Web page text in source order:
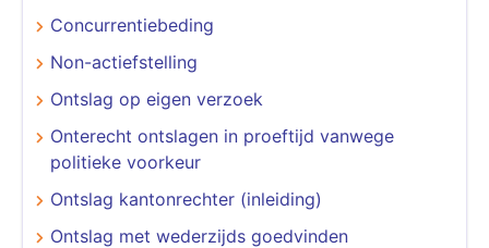
Concurrentiebeding
Non-actiefstelling
Ontslag op eigen verzoek
Onterecht ontslagen in proeftijd vanwege
politieke voorkeur
Ontslag kantonrechter (inleiding)
Ontslag met wederzijds goedvinden